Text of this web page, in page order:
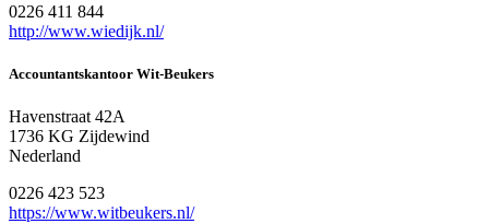
0226 411 844
http://www.wiedijk.nl/
Accountantskantoor Wit-Beukers
Havenstraat 42A
1736 KG Zijdewind
Nederland
0226 423 523
https://www.witbeukers.nl/